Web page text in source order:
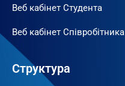
Веб кабінет Студента
Веб кабінет Співробітника
Структура